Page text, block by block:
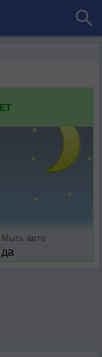
Мыть авто
да